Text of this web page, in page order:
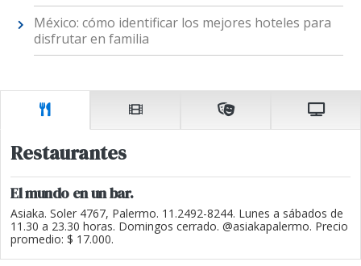
México: cómo identificar los mejores hoteles para
disfrutar en familia
Restaurantes
El mundo en un bar.
Asiaka. Soler 4767, Palermo. 11.2492-8244. Lunes a sábados de
11.30 a 23.30 horas. Domingos cerrado. @asiakapalermo. Precio
promedio: $ 17.000.